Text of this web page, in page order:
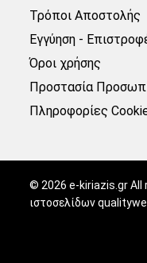
Τρόποι Αποστολής
Εγγύηση -
Όροι χρήσης
Προστασία
Πληροφορίες
© 2026 e-kiriazis.gr All
ιστοσελίδων